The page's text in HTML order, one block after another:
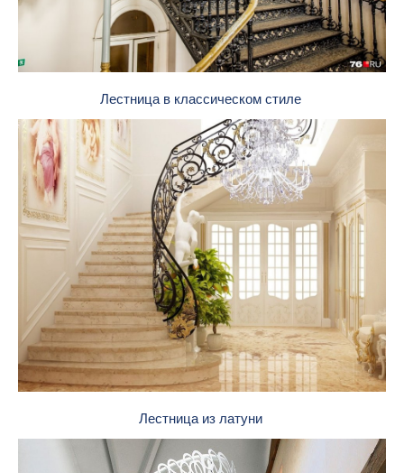
Лестница в классическом стиле
Лестница из латуни